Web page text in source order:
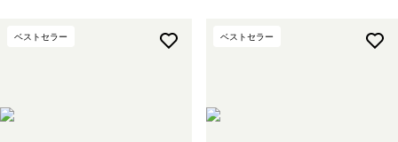
ベストセラー ベストセラー